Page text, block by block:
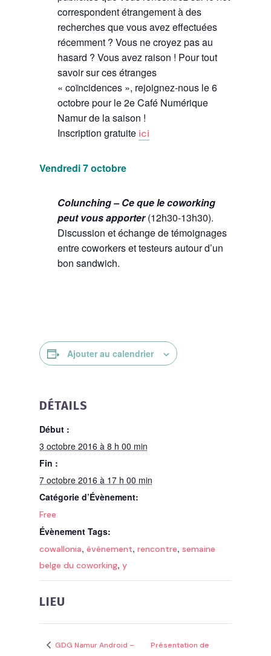
correspondent étrangement à des
recherches que vous avez effectuées
récemment ? Vous ne croyez pas au
hasard ? Vous avez raison ! Pour tout
savoir sur ces étranges
« coïncidences », rejoignez-nous le 6
octobre pour le 2e Café Numérique
Namur de la saison !
Inscription gratuite ici
Vendredi 7 octobre
Colunching –Ce que le coworking
peut vous apporter(12h30-13h30).
Discussion et échange de témoignages
entre coworkers et testeurs autour d’un
bon sandwich.
Ajouter au calendrier
DÉTAILS
Début :
3 octobre 2016 à 8 h 00 min
Fin :
7 octobre 2016 à 17 h 00 min
Catégorie d’Évènement:
Free
Évènement Tags:
cowallonia, événement, rencontre, semaine
belge du coworking, y
LIEU
GDG Namur Android –
Présentation de